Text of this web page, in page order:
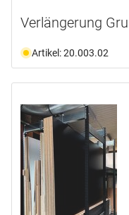
Verlängerung
Artikel: 20.003.02